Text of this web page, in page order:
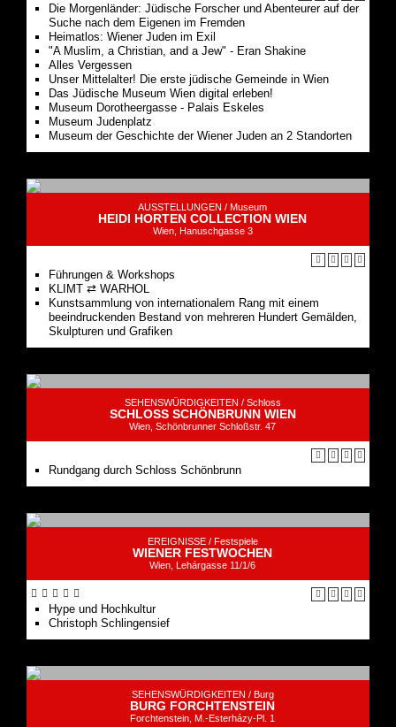
Die Morgenländer: Jüdische Forscher und Abenteurer auf der
Suche nach dem Eigenen im Fremden
Heimatlos: Wiener Juden im Exil
"A Muslim, a Christian, and a Jew" - Eran Shakine
Alles Vergessen
Unser Mittelalter! Die erste jüdische Gemeinde in Wien
Das Jüdische Museum Wien digital erleben!
Museum Dorotheergasse - Palais Eskeles
Museum Judenplatz
Museum der Geschichte der Wiener Juden an 2 Standorten
AUSSTELLUNGEN / Museum
HEIDI HORTEN COLLECTION WIEN
Wien, Hanuschgasse 3
Führungen & Workshops
KLIMT ⇄ WARHOL
Kunstsammlung von internationalem Rang mit einem
beeindruckenden Bestand von mehreren Hundert Gemälden,
Skulpturen und Grafiken
SEHENSWÜRDIGKEITEN / Schloss
SCHLOSS SCHÖNBRUNN WIEN
Wien, Schönbrunner Schloßstr. 47
Rundgang durch Schloss Schönbrunn
EREIGNISSE / Festspiele
WIENER FESTWOCHEN
Wien, Lehárgasse 11/1/6
Hype und Hochkultur
Christoph Schlingensief
SEHENSWÜRDIGKEITEN / Burg
BURG FORCHTENSTEIN
Forchtenstein, M.-Esterházy-Pl. 1